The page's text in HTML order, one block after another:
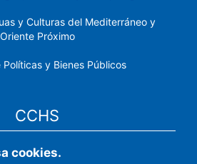
y Culturas del Mediterráneo y
Oriente Próximo
y Bienes Públicos
CCHS
electrónica CSIC
cookies.